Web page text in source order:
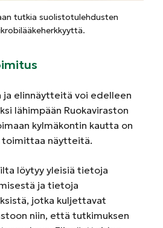
tutkia suolistotulehdusten
ja elinnäytteitä voi edelleen
lähimpään Ruokaviraston
kylmäkontin kautta on
toimittaa näytteitä.
löytyy yleisiä tietoja
ja tietoja
jotka kuljettavat
niin, että tutkimuksen